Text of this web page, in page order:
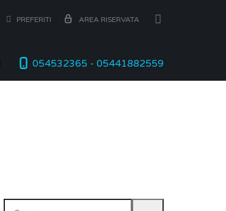
PREFERITI AREA RISERVATA
054532365 - 05441882559